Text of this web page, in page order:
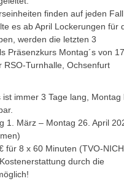
finden auf jeden Fall
es ab April Lockerungen für
werden die letzten 3
Präsenzkurs Montag´s von
RSO-Turnhalle, Ochsenfurt
ist immer 3 Tage lang, Montag
1. März – Montag 26. April
für 8 x 60 Minuten (TVO-
durch die